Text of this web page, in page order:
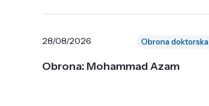
28/08/2026 Obrona doktorska
Obrona: Mohammad Azam